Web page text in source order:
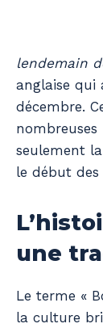
lendemain
anglaise qui
décembre.
seulement
le début des
une
Le terme «
la culture